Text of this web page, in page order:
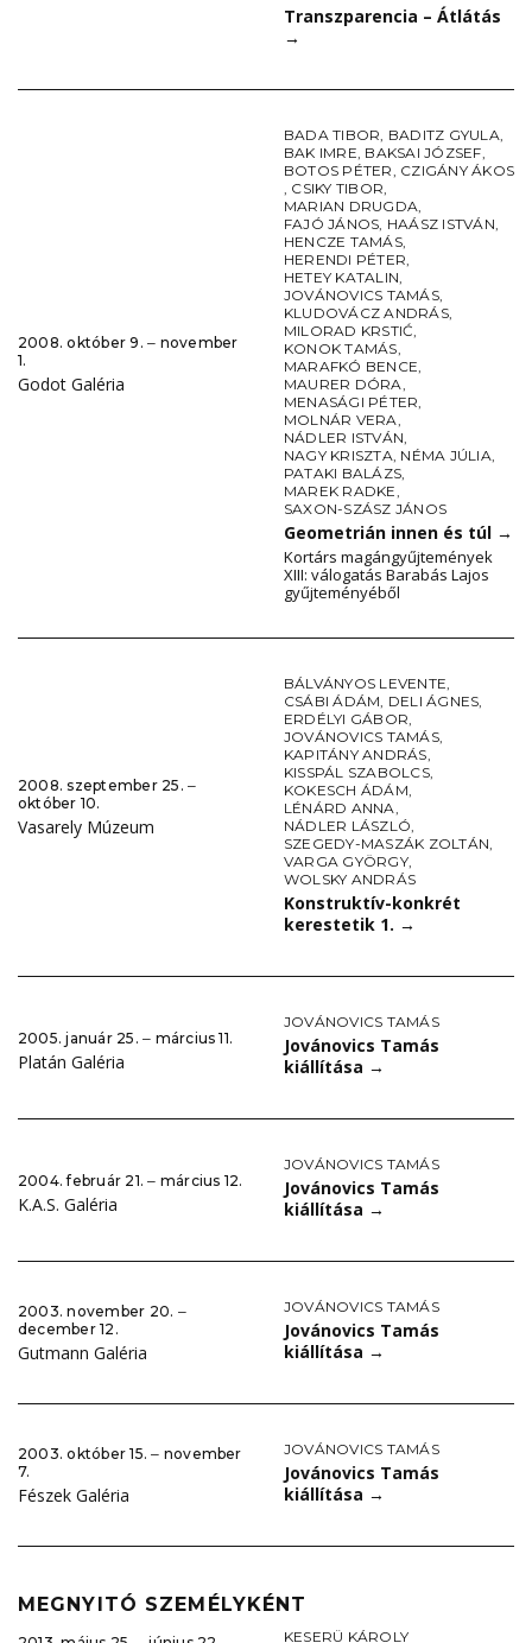
Transzparencia – Átlátás
→
2008. október 9. ‒ november
1.
Godot Galéria
BADA TIBOR, BADITZ GYULA,
BAK IMRE, BAKSAI JÓZSEF,
BOTOS PÉTER, CZIGÁNY ÁKOS
, CSIKY TIBOR,
MARIAN DRUGDA,
FAJÓ JÁNOS, HAÁSZ ISTVÁN,
HENCZE TAMÁS,
HERENDI PÉTER,
HETEY KATALIN,
JOVÁNOVICS TAMÁS,
KLUDOVÁCZ ANDRÁS,
MILORAD KRSTIĆ,
KONOK TAMÁS,
MARAFKÓ BENCE,
MAURER DÓRA,
MENASÁGI PÉTER,
MOLNÁR VERA,
NÁDLER ISTVÁN,
NAGY KRISZTA, NÉMA JÚLIA,
PATAKI BALÁZS,
MAREK RADKE,
SAXON-SZÁSZ JÁNOS
Geometrián innen és túl →
Kortárs magángyűjtemények
XIII: válogatás Barabás Lajos
gyűjteményéből
2008. szeptember 25. ‒
október 10.
Vasarely Múzeum
BÁLVÁNYOS LEVENTE,
CSÁBI ÁDÁM, DELI ÁGNES,
ERDÉLYI GÁBOR,
JOVÁNOVICS TAMÁS,
KAPITÁNY ANDRÁS,
KISSPÁL SZABOLCS,
KOKESCH ÁDÁM,
LÉNÁRD ANNA,
NÁDLER LÁSZLÓ,
SZEGEDY-MASZÁK ZOLTÁN,
VARGA GYÖRGY,
WOLSKY ANDRÁS
Konstruktív-konkrét
kerestetik 1. →
2005. január 25. ‒ március 11.
Platán Galéria
JOVÁNOVICS TAMÁS
Jovánovics Tamás
kiállítása →
2004. február 21. ‒ március 12.
K.A.S. Galéria
JOVÁNOVICS TAMÁS
Jovánovics Tamás
kiállítása →
2003. november 20. ‒
december 12.
Gutmann Galéria
JOVÁNOVICS TAMÁS
Jovánovics Tamás
kiállítása →
2003. október 15. ‒ november
7.
Fészek Galéria
JOVÁNOVICS TAMÁS
Jovánovics Tamás
kiállítása →
MEGNYITÓ SZEMÉLYKÉNT
KESERÜ KÁROLY